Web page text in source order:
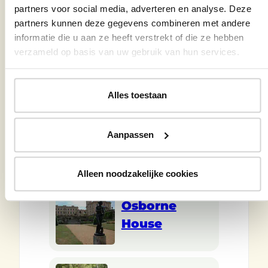
partners voor social media, adverteren en analyse. Deze
partners kunnen deze gegevens combineren met andere
informatie die u aan ze heeft verstrekt of die ze hebben
verzameld op basis van uw gebruik van hun services.
Alles toestaan
Aanpassen
Alleen noodzakelijke cookies
RHS Garden
Hyde Hall
Gardens
Osborne
House